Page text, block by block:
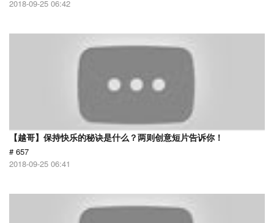
2018-09-25 06:42
【越哥】保持快乐的秘诀是什么？两则创意短片告诉你！
# 657
2018-09-25 06:41